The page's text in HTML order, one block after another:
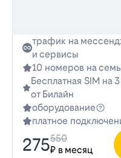
трафик на
и сервисы
10 номеров на
Бесплатная SIM на
от Билайн
оборудование
платное
275₽ в месяц
550